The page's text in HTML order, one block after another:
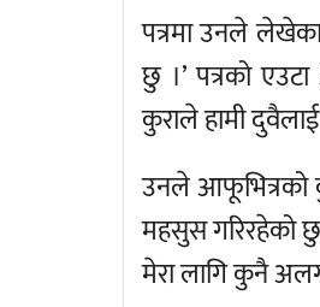
पत्रमा उनले
छु ।’ पत्रको
कुराले हामी
उनले आफूभित्रको
महसुस गरिरहेको
मेरा लागि कुनै